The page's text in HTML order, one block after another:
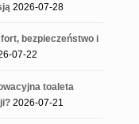
2026-07-28
bezpieczeństwo i
07-22
toaleta
2026-07-21